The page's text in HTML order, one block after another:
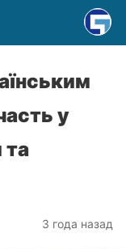
у
та
3 года назад